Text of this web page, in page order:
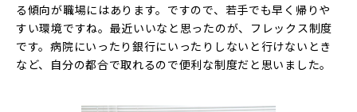
る傾向が職場にはあります。ですので、若手でも早く帰りや
すい環境ですね。最近いいなと思ったのが、フレックス制度
です。病院にいったり銀行にいったりしないと行けないとき
など、自分の都合で取れるので便利な制度だと思いました。